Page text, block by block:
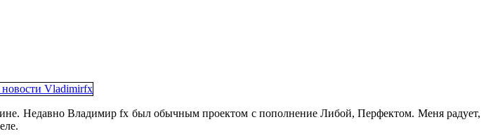
Недавно Владимир fx был обычным проектом с пополнение Либой, Перфектом. Меня радует,